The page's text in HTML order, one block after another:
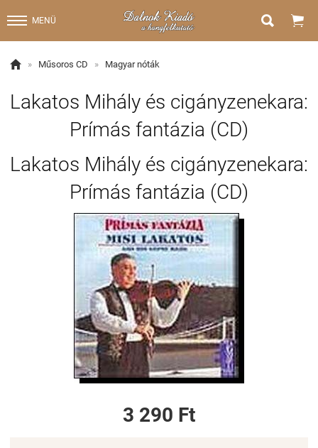
MENÜ  
 » Műsoros CD » Magyar nóták
Lakatos Mihály és cigányzenekara:
Prímás fantázia (CD)
Lakatos Mihály és cigányzenekara:
Prímás fantázia (CD)
3 290 Ft